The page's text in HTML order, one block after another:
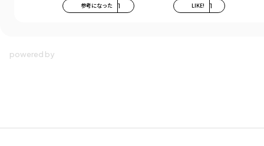
参考になった 1 LIKE! 1